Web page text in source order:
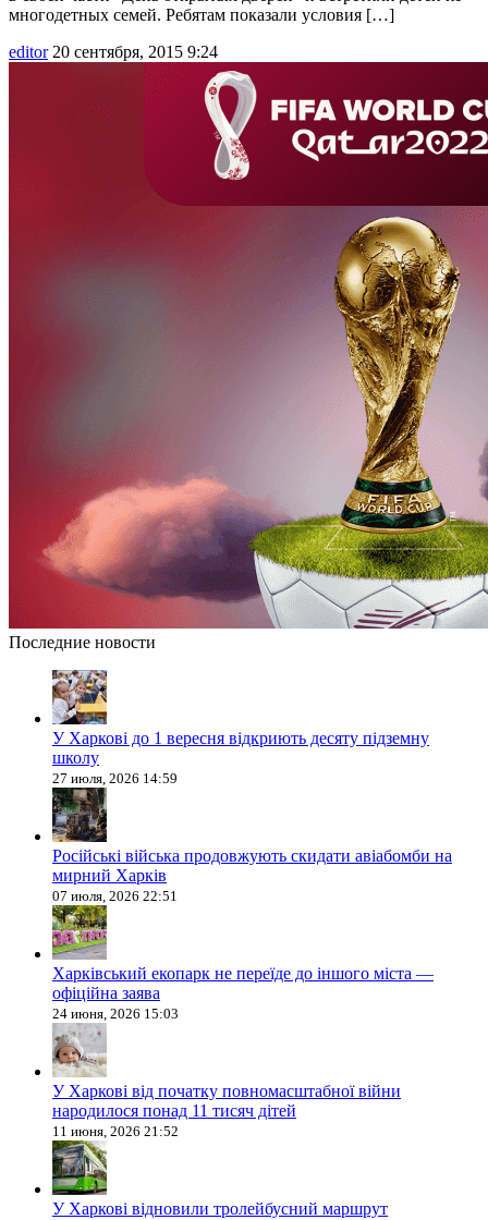
многодетных семей. Ребятам показали условия […]
editor 20 сентября, 2015 9:24
Последние новости
У Харкові до 1 вересня відкриють десяту підземну
школу
27 июля, 2026 14:59
Російські війська продовжують скидати авіабомби на
мирний Харків
07 июля, 2026 22:51
Харківський екопарк не переїде до іншого міста —
офіційна заява
24 июня, 2026 15:03
У Харкові від початку повномасштабної війни
народилося понад 11 тисяч дітей
11 июня, 2026 21:52
У Харкові відновили тролейбусний маршрут